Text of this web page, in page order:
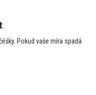
Pokud vaše míra spadá